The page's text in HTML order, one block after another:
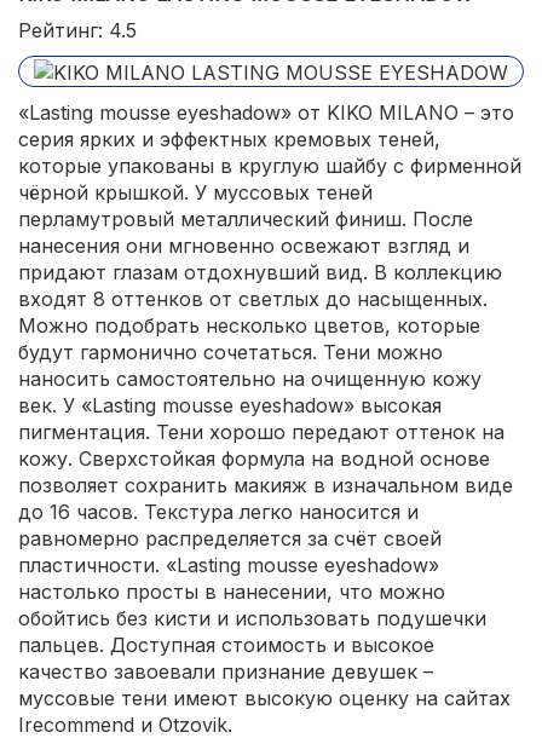
Рейтинг: 4.5
«Lasting mousse eyeshadow» от KIKO MILANO – это
серия ярких и эффектных кремовых теней,
которые упакованы в круглую шайбу с фирменной
чёрной крышкой. У муссовых теней
перламутровый металлический финиш. После
нанесения они мгновенно освежают взгляд и
придают глазам отдохнувший вид. В коллекцию
входят 8 оттенков от светлых до насыщенных.
Можно подобрать несколько цветов, которые
будут гармонично сочетаться. Тени можно
наносить самостоятельно на очищенную кожу
век. У «Lasting mousse eyeshadow» высокая
пигментация. Тени хорошо передают оттенок на
кожу. Сверхстойкая формула на водной основе
позволяет сохранить макияж в изначальном виде
до 16 часов. Текстура легко наносится и
равномерно распределяется за счёт своей
пластичности. «Lasting mousse eyeshadow»
настолько просты в нанесении, что можно
обойтись без кисти и использовать подушечки
пальцев. Доступная стоимость и высокое
качество завоевали признание девушек –
муссовые тени имеют высокую оценку на сайтах
Irecommend и Otzovik.